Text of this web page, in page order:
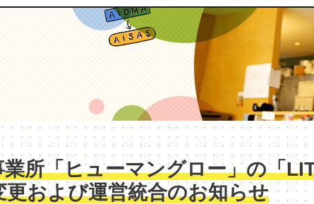
所「ヒューマングロー」の「
更および運営統合のお知らせ